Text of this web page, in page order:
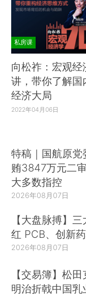
私房课
向松祚：宏观经
讲，带你了解国
经济大局
2022年04月06日
特稿｜国航原党
贿3847万元二
大多数指控
2026年08月07日
【大盘脉搏】
红 PCB、创新
2026年08月07日
【交易簿】松
明治折戟中国乳